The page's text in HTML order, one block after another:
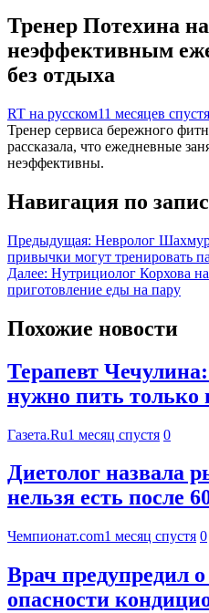
Тренер Потехина
неэффективным
без отдыха
RT на русском11 месяцев спустя
Тренер сервиса бережного
рассказала, что ежедневные
неэффективны.
Навигация по
Предыдущая: Невролог
привычки могут тренировать
Далее: Нутрициолог Корхова
приготовление еды на пару
Похожие новости
Терапевт
нужно пить только
Газета.Ru1 месяц спустя 0
Диетолог назвала
нельзя есть после
Чемпионат.com1 месяц спустя 0
Врач предупредил
опасности